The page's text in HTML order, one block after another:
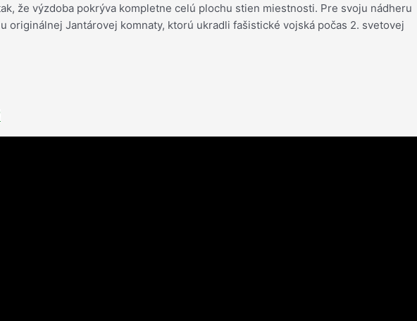
že výzdoba pokrýva kompletne celú plochu stien miestnosti. Pre svoju nádheru
Jantárovej komnaty, ktorú ukradli fašistické vojská počas 2. svetovej